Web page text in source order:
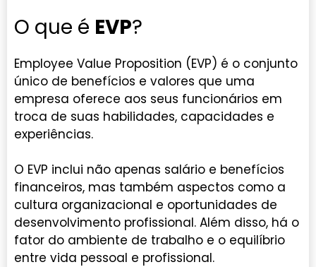
O que é EVP?
Employee Value Proposition (EVP) é o conjunto
único de benefícios e valores que uma
empresa oferece aos seus funcionários em
troca de suas habilidades, capacidades e
experiências.
O EVP inclui não apenas salário e benefícios
financeiros, mas também aspectos como a
cultura organizacional e oportunidades de
desenvolvimento profissional. Além disso, há o
fator do ambiente de trabalho e o equilíbrio
entre vida pessoal e profissional.